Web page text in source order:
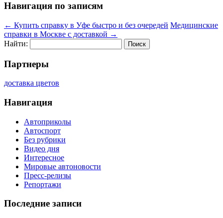
Навигация по записям
← Купить справку в Уфе быстро и без очередей Медицинские
справки в Москве с доставкой →
Найти:
Партнеры
доставка цветов
Навигация
Автоприколы
Автоспорт
Без рубрики
Видео дня
Интересное
Мировые автоновости
Пресс-релизы
Репортажи
Последние записи